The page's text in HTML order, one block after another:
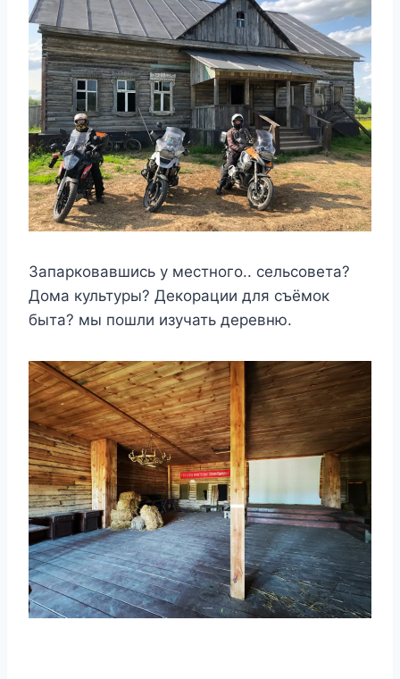
Запарковавшись у местного.. сельсовета?
Дома культуры? Декорации для съёмок
быта? мы пошли изучать деревню.